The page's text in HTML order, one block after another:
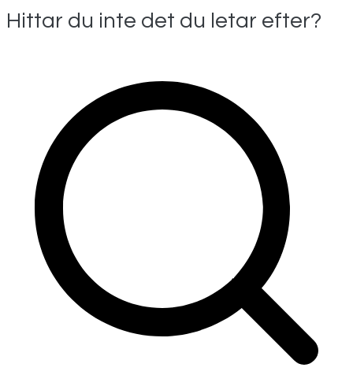
Hittar du inte det du letar efter?